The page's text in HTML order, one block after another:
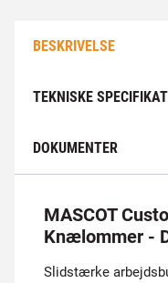
BESKRIVELSE
TEKNISKE
DOKUMENTER
MASCOT
Knælommer -
Slidstærke